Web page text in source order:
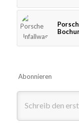
Abonnieren